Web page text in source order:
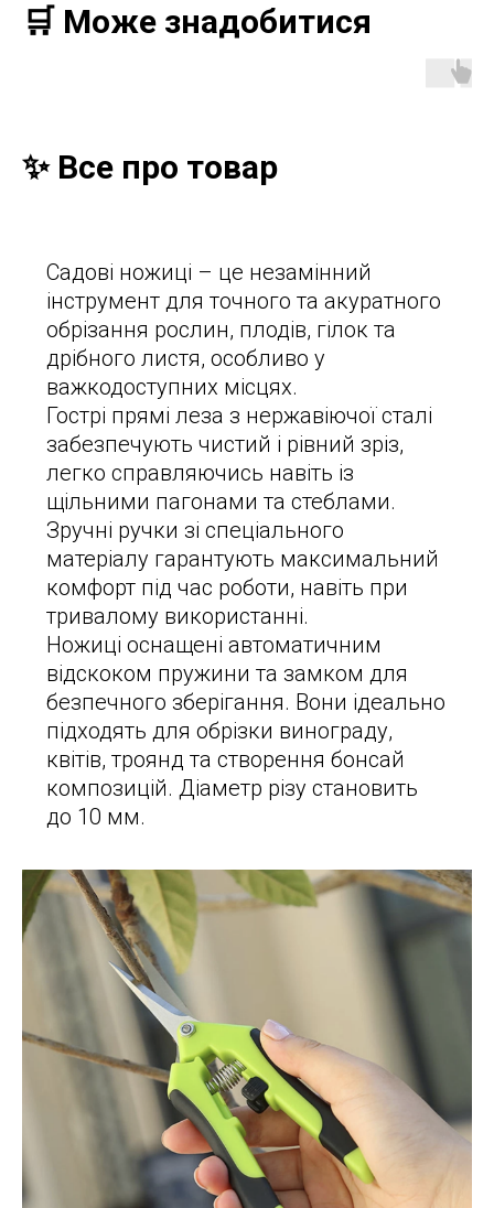
🛒 Може знадобитися
✨ Все про товар
Садові ножиці – це незамінний
інструмент для точного та акуратного
обрізання рослин, плодів, гілок та
дрібного листя, особливо у
важкодоступних місцях.
Гострі прямі леза з нержавіючої сталі
забезпечують чистий і рівний зріз,
легко справляючись навіть із
щільними пагонами та стеблами.
Зручні ручки зі спеціального
матеріалу гарантують максимальний
комфорт під час роботи, навіть при
тривалому використанні.
Ножиці оснащені автоматичним
відскоком пружини та замком для
безпечного зберігання. Вони ідеально
підходять для обрізки винограду,
квітів, троянд та створення бонсай
композицій. Діаметр різу становить
до 10 мм.